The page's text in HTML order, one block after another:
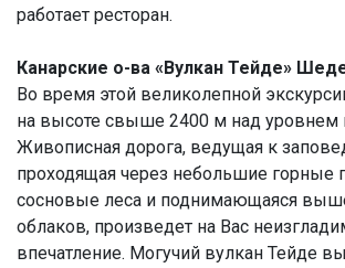
работает ресторан.
Канарские о-ва «Вулкан Тейде»
Во время этой великолепной
на высоте свыше 2400 м над уровнем
Живописная дорога, ведущая к
проходящая через небольшие горные
сосновые леса и поднимающаяся
облаков, произведет на Вас
впечатление. Могучий вулкан Тейде